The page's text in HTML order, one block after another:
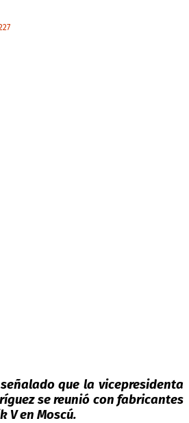
que la vicepresidenta
se reunió con fabricantes
V en Moscú.